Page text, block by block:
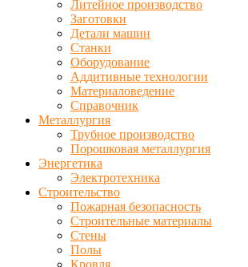
Литейное производство
Заготовки
Детали машин
Станки
Оборудование
Аддитивные технологии
Материаловедение
Справочник
Металлургия
Трубное производство
Порошковая металлургия
Энергетика
Электротехника
Строительство
Пожарная безопасность
Строительные материалы
Стены
Полы
Кровля